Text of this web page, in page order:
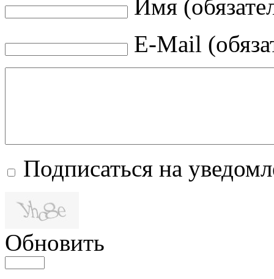
Имя
E-Mail
Подписаться на
Обновить